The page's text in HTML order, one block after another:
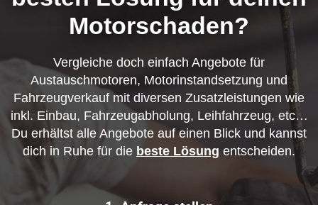
Motorschaden?
Vergleiche doch einfach Angebote für
Austauschmotoren, Motorinstandsetzung und
Fahrzeugverkauf mit diversen Zusatzleistungen wie
inkl. Einbau, Fahrzeugabholung, Leihfahrzeug, etc…
Du erhältst alle Angebote auf einen Blick und kannst
dich in Ruhe für die beste Lösungentscheiden.